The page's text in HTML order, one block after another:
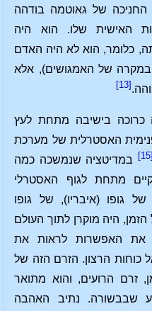
של גאוטמה בודהה
האישית שלו. הוא היה
כלומר, הוא לא היה האדם
במקרה של האמגושים), אלא
[13]
כרוכה בישיבה מתחת לעץ
האסטרלית של מערכת
[15]
במדיטציה שנמשכה כמה
מתחת לגוף האסטרלי
גופו (איבריו), של גופו
היה מוקרן לתוך העולם
את האפשרות לראות את
כוחות הרצון. הזרם הזה של
זרם הרועים, והוא מתואר
שבבשורה. נתיב האהבה